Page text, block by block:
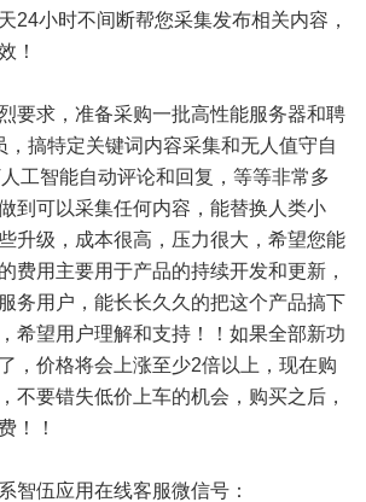
24小时不间断帮您采集发布相关内容，
！
要求，准备采购一批高性能服务器和聘
，搞特定关键词内容采集和无人值守自
工智能自动评论和回复，等等非常多
到可以采集任何内容，能替换人类小
升级，成本很高，压力很大，希望您能
费用主要用于产品的持续开发和更新，
务用户，能长长久久的把这个产品搞下
希望用户理解和支持！！如果全部新功
，价格将会上涨至少2倍以上，现在购
不要错失低价上车的机会，购买之后，
！！
智伍应用在线客服微信号：